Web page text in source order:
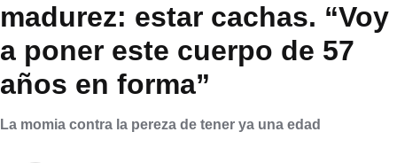
madurez: estar cachas. “Voy
a poner este cuerpo de 57
años en forma”
La momia contra la pereza de tener ya una edad